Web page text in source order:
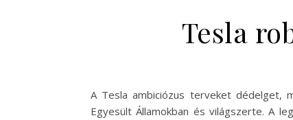
Tesla
A Tesla ambiciózus terveket dédelget,
Egyesült Államokban és világszerte. A